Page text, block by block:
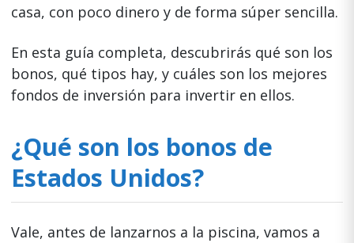
casa, con poco dinero y de forma súper sencilla.
En esta guía completa, descubrirás qué son los
bonos, qué tipos hay, y cuáles son los mejores
fondos de inversión para invertir en ellos.
¿Qué son los bonos de
Estados Unidos?
Vale, antes de lanzarnos a la piscina, vamos a